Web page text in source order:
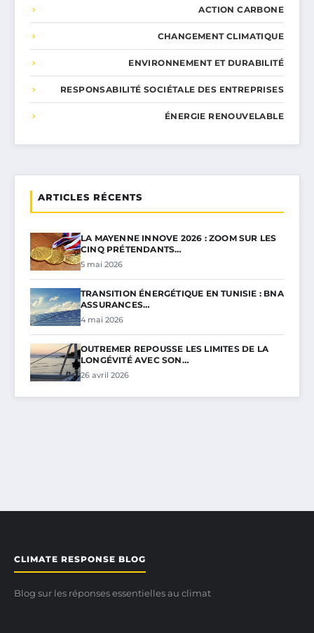
ACTION CARBONE
CHANGEMENT CLIMATIQUE
ENVIRONNEMENT ET DURABILITÉ
RESPONSABILITÉ SOCIÉTALE DES ENTREPRISES
ÉNERGIE RENOUVELABLE
ARTICLES RÉCENTS
LA MAYENNE INNOVE 2026 : ZOOM SUR LES
CINQ PRÉTENDANTS…
5 mai 2026
TRANSITION ÉNERGÉTIQUE EN TUNISIE : BNA
ASSURANCES…
4 mai 2026
OUTREMER REPOUSSE LES LIMITES DE LA
LONGÉVITÉ AVEC SON…
26 avril 2026
CLIMATE RESPONSE BLOG
Blog sur les réponses essentielles au climat